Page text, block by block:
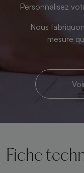
Personnalisez
Nous
mesure
Fiche